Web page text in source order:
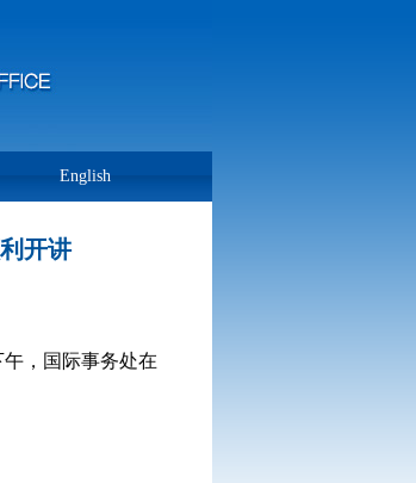
English
开讲
午，国际事务处在